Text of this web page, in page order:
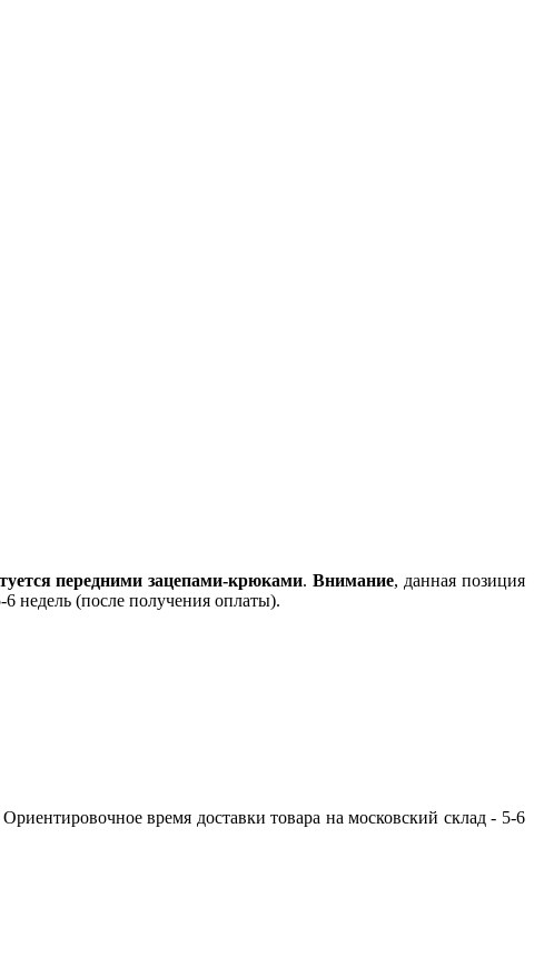
передними зацепами-крюками.Внимание, данная позиция
недель (после получения оплаты).
время доставки товара на московский склад - 5-6